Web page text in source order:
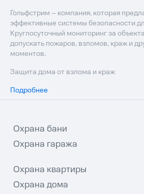
Гольфстрим – компания, которая
эффективные системы безопасности
Круглосуточный мониторинг за
допускать пожаров, взломов, краж и
моментов.
Защита дома от взлома и краж
Подробнее
Охрана бани
Охрана гаража
Охрана квартиры
Охрана дома